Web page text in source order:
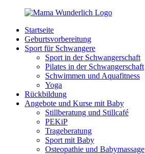
Zurück
Inhalt
MamaWunderlich.de
Mutti
sein
wunderbar!
Startseite
Geburtsvorbereitung
Sport für Schwangere
Sport in der Schwangerschaft
Pilates in der Schwangerschaft
Schwimmen und Aquafitness
Yoga
Rückbildung
Angebote und Kurse mit Baby
Stillberatung und Stillcafé
PEKiP
Trageberatung
Sport mit Baby
Osteopathie und Babymassage